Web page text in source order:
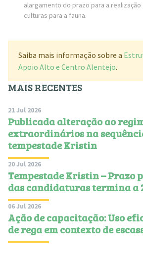
alargamento do prazo para a
culturas para a fauna.
Saiba mais informação sobre a
Apoio Alto e Centro Alentejo.
MAIS RECENTES
21 Jul 2026
Publicada alteração ao
extraordinários na
tempestade Kristin
20 Jul 2026
Tempestade Kristin – Prazo
das candidaturas termina a
06 Jul 2026
Ação de capacitação: Uso
de rega em contexto de